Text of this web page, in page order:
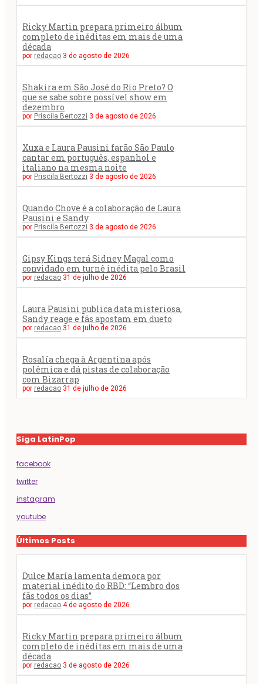
Ricky Martin prepara primeiro álbum
completo de inéditas em mais de uma
década
por redacao 3 de agosto de 2026
Shakira em São José do Rio Preto? O
que se sabe sobre possível show em
dezembro
por Priscila Bertozzi 3 de agosto de 2026
Xuxa e Laura Pausini farão São Paulo
cantar em português, espanhol e
italiano na mesma noite
por Priscila Bertozzi 3 de agosto de 2026
Quando Chove é a colaboração de Laura
Pausini e Sandy
por Priscila Bertozzi 3 de agosto de 2026
Gipsy Kings terá Sidney Magal como
convidado em turnê inédita pelo Brasil
por redacao 31 de julho de 2026
Laura Pausini publica data misteriosa,
Sandy reage e fãs apostam em dueto
por redacao 31 de julho de 2026
Rosalía chega à Argentina após
polêmica e dá pistas de colaboração
com Bizarrap
por redacao 31 de julho de 2026
Siga LatinPop
facebook
twitter
instagram
youtube
Últimos Posts
Dulce María lamenta demora por
material inédito do RBD: “Lembro dos
fãs todos os dias”
por redacao 4 de agosto de 2026
Ricky Martin prepara primeiro álbum
completo de inéditas em mais de uma
década
por redacao 3 de agosto de 2026